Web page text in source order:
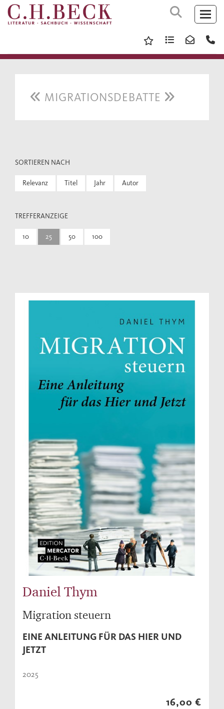
MIGRATIONSDEBATTE
SORTIEREN NACH
Relevanz Titel Jahr Autor
TREFFERANZEIGE
10 25 50 100
Daniel Thym
Migration steuern
EINE ANLEITUNG FÜR DAS HIER UND
JETZT
2025
16,00 €